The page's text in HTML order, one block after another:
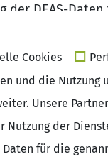
derDEAS-Daten
Cookies
und die
Unsere
der
für die